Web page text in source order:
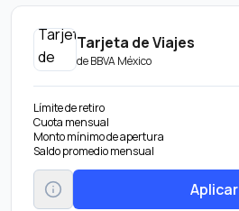
Tarjeta de Viajes
deBBVA México
Límite de retiro
Cuota mensual
Monto mínimo de apertura
Saldo promedio mensual
Aplicar